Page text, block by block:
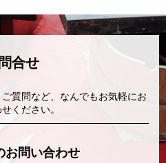
合せ
質問など、なんでもお気軽にお
ください。
お問い合わせ